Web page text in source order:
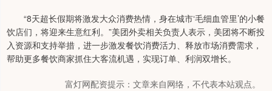
“8天超长假期将激发大众消费热情，身在城市‘毛细血管里’的小餐
饮店们，将迎来生意红利。”美团外卖相关负责人表示，美团将不断投
入资源和支持举措，进一步激发餐饮消费活力、释放市场消费需求，
帮助更多餐饮商家抓住大客流机遇，实现订单、利润双增长。
富灯网配资提示：文章来自网络，不代表本站观点。